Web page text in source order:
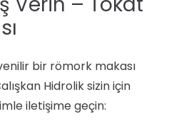
bir römork makası
Hidrolik sizin için
iletişime geçin: